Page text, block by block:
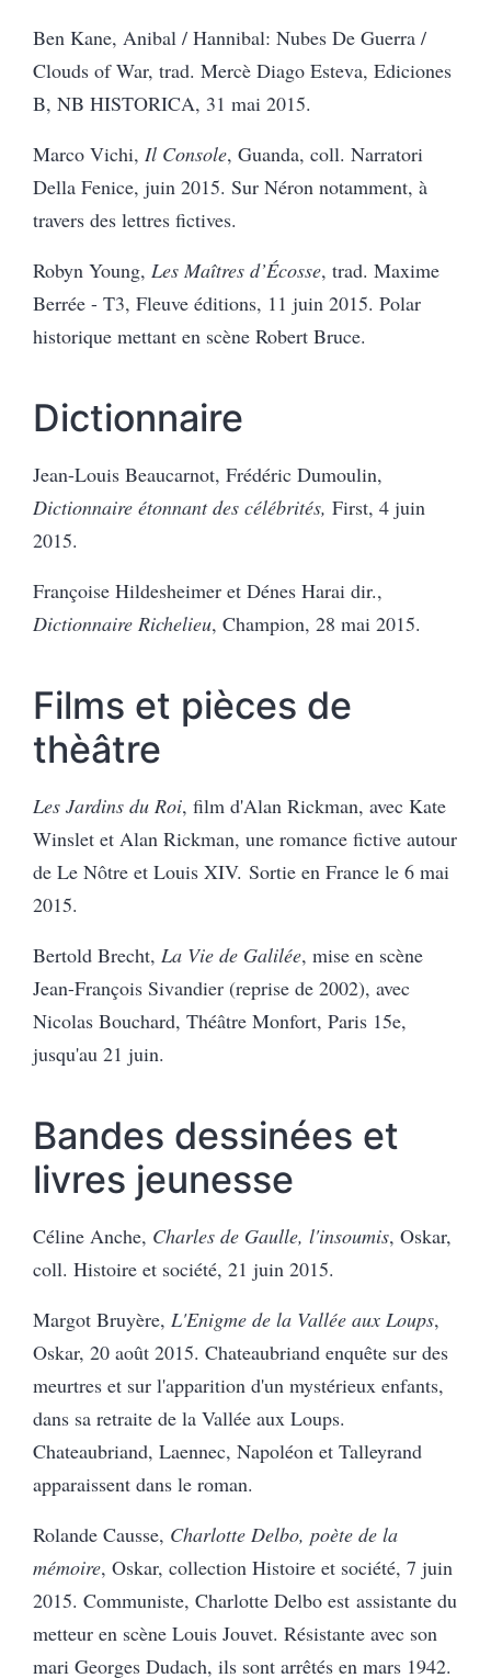
Ben Kane, Anibal / Hannibal: Nubes De Guerra /
Clouds of War, trad. Mercè Diago Esteva, Ediciones
B, NB HISTORICA, 31 mai 2015.
Marco Vichi, Il Console, Guanda, coll. Narratori
Della Fenice, juin 2015. Sur Néron notamment, à
travers des lettres fictives.
Robyn Young, Les Maîtres d’Écosse, trad. Maxime
Berrée - T3, Fleuve éditions, 11 juin 2015. Polar
historique mettant en scène Robert Bruce.
Dictionnaire
Jean-Louis Beaucarnot, Frédéric Dumoulin,
Dictionnaire étonnant des célébrités, First, 4 juin
2015.
Françoise Hildesheimer et Dénes Harai dir.,
Dictionnaire Richelieu, Champion, 28 mai 2015.
Films et pièces de
thèâtre
Les Jardins du Roi, film d'Alan Rickman, avec Kate
Winslet et Alan Rickman, une romance fictive autour
de Le Nôtre et Louis XIV. Sortie en France le 6 mai
2015.
Bertold Brecht, La Vie de Galilée, mise en scène
Jean-François Sivandier (reprise de 2002), avec
Nicolas Bouchard, Théâtre Monfort, Paris 15e,
jusqu'au 21 juin.
Bandes dessinées et
livres jeunesse
Céline Anche, Charles de Gaulle, l'insoumis, Oskar,
coll. Histoire et société, 21 juin 2015.
Margot Bruyère, L'Enigme de la Vallée aux Loups,
Oskar, 20 août 2015. Chateaubriand enquête sur des
meurtres et sur l'apparition d'un mystérieux enfants,
dans sa retraite de la Vallée aux Loups.
Chateaubriand, Laennec, Napoléon et Talleyrand
apparaissent dans le roman.
Rolande Causse, Charlotte Delbo, poète de la
mémoire, Oskar, collection Histoire et société, 7 juin
2015. Communiste, Charlotte Delbo est assistante du
metteur en scène Louis Jouvet. Résistante avec son
mari Georges Dudach, ils sont arrêtés en mars 1942.